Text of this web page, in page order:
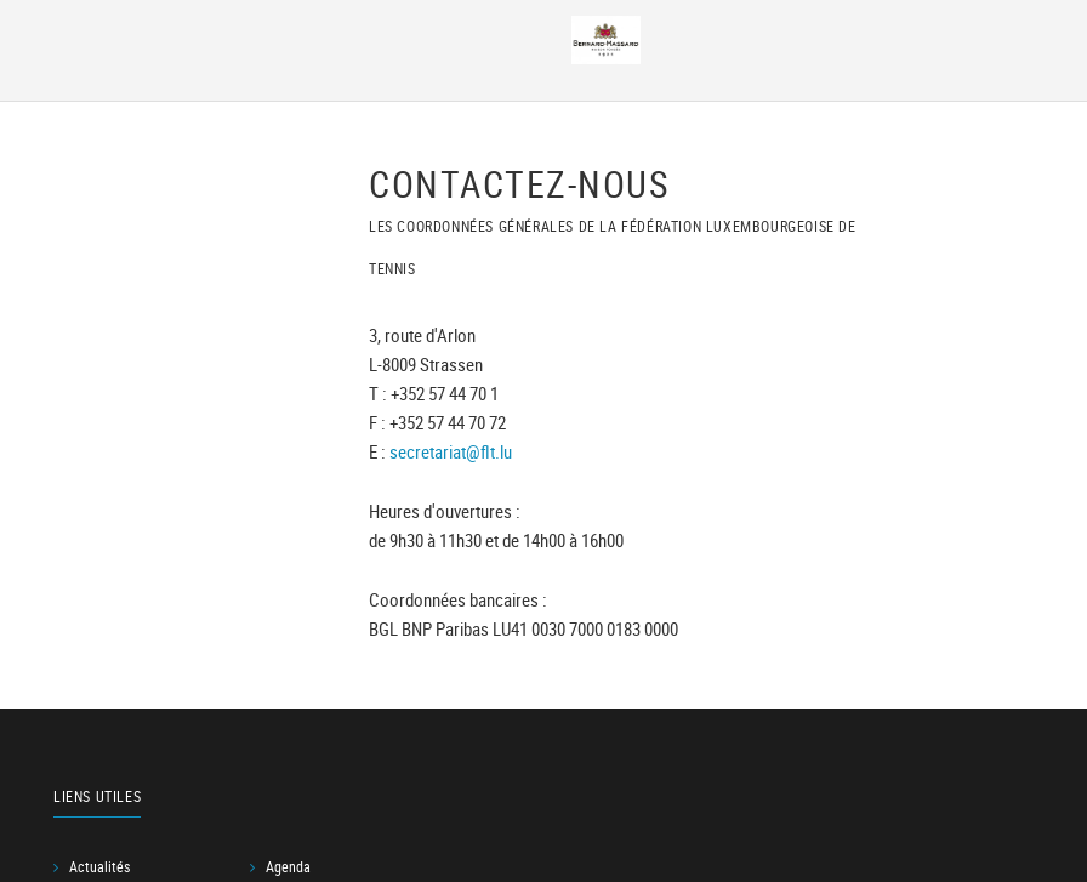
CONTACTEZ-NOUS
LES COORDONNÉES GÉNÉRALES DE LA FÉDÉRATION LUXEMBOURGEOISE DE
TENNIS
3, route d'Arlon
L-8009 Strassen
T : +352 57 44 70 1
F : +352 57 44 70 72
E : secretariat@flt.lu
Heures d'ouvertures :
de 9h30 à 11h30 et de 14h00 à 16h00
Coordonnées bancaires :
BGL BNP Paribas LU41 0030 7000 0183 0000
LIENS UTILES
Actualités Agenda